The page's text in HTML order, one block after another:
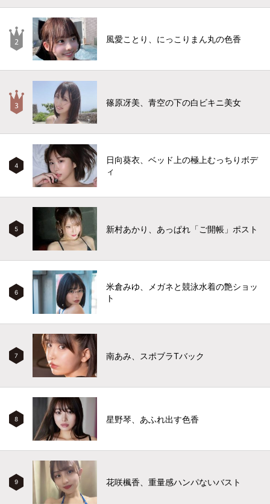
風愛ことり、にっこりまん丸の色香
篠原冴美、青空の下の白ビキニ美女
4
日向葵衣、ベッド上の極上むっちりボデ
ィ
5 新村あかり、あっぱれ「ご開帳」ポスト
6
米倉みゆ、メガネと競泳水着の艶ショッ
ト
7 南あみ、スポブラTバック
8 星野琴、あふれ出す色香
9 花咲楓香、重量感ハンパないバスト